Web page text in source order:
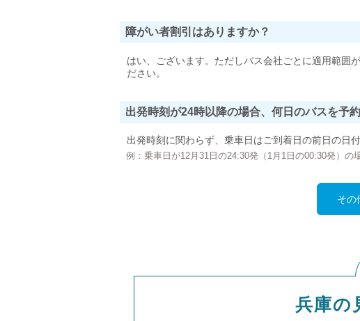
障がい者割引はありますか？
はい、ございます。ただしバス会社ごとに適用範囲
ださい。
出発時刻が24時以降の場合、何日のバスを予
出発時刻に関わらず、乗車日はご到着日の前日の日
例：乗車日が12月31日の24:30発（1月1日の00:30発）の
その
兵庫の